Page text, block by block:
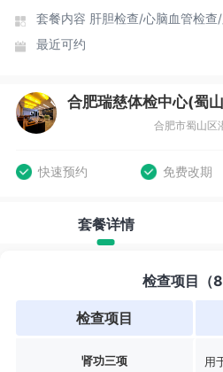
套餐内容 肝胆检查/心脑血管检查/
最近可约
合肥瑞慈体检中心(蜀
快速预约 免费改期
套餐详情
检查项目（8
检查项目
肾功三项 用